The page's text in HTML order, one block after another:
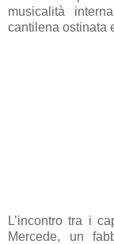
musicalità
cantilena ostinata
L’incontro tra i
Mercede, un